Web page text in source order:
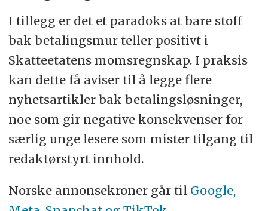
I tillegg er det et paradoks at bare stoff
bak betalingsmur teller positivt i
Skatteetatens momsregnskap. I praksis
kan dette få aviser til å legge flere
nyhetsartikler bak betalingsløsninger,
noe som gir negative konsekvenser for
særlig unge lesere som mister tilgang til
redaktørstyrt innhold.
Norske annonsekroner går til Google,